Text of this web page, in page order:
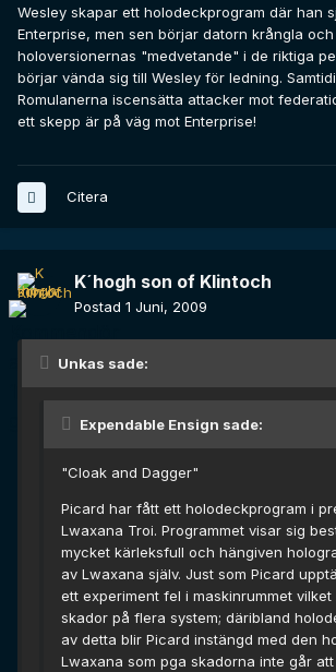
Wesley skapar ett holodeckprogram där han
Enterprise, men sen börjar datorn krångla
holoversionernas "medvetande" i de riktiga
börjar vända sig till Wesley för ledning.
Romulanerna iscensätta attacker mot
ett skepp är på väg mot Enterprise!
Citera
K´hogh son of Klintoch
Postad 1 Juni, 2009
Unkas sade:
Expendable Ensign sade:
"Cloak and Dagger"
Picard har fått ett holodeckprogram i
Lwaxana Troi. Programmet visar sig
mycket kärleksfull och hängiven
av Lwaxana själv. Just som Picard
ett experiment fel i maskinrummet
skador på flera system; däribland
av detta blir Picard instängd med den
Lwaxana som pga skadorna inte går att